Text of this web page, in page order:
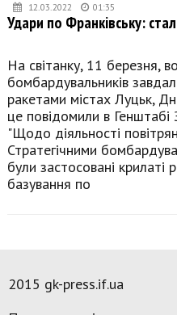
12.03.2022 01:35
Удари по Франківську:
На світанку, 11 березня,
бомбардувальників
ракетами містах Луцьк,
це повідомили в
"Щодо діяльності
Стратегічними
були застосовані крилаті
базування по
2015 gk-press.if.ua